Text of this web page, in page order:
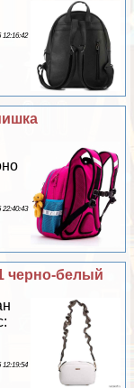
12:16:42
22:40:43
черно-белый
12:19:54